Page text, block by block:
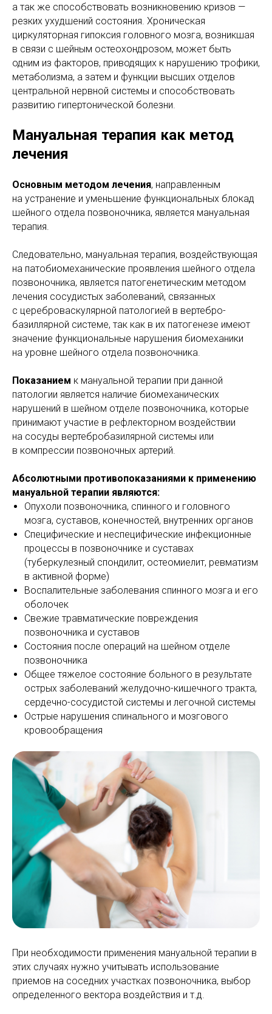
а так же способствовать возникновению кризов —
резких ухудшений состояния. Хроническая
циркуляторная гипоксия головного мозга, возникшая
в связи с шейным остеохондрозом, может быть
одним из факторов, приводящих к нарушению трофики,
метаболизма, а затем и функции высших отделов
центральной нервной системы и способствовать
развитию гипертонической болезни.
Мануальная терапия как метод
лечения
Основным методом лечения, направленным
на устранение и уменьшение функциональных блокад
шейного отдела позвоночника, является мануальная
терапия.
Следовательно, мануальная терапия, воздействующая
на патобиомеханические проявления шейного отдела
позвоночника, является патогенетическим методом
лечения сосудистых заболеваний, связанных
с цереброваскулярной патологией в вертебро-
базиллярной системе, так как в их патогенезе имеют
значение функциональные нарушения биомеханики
на уровне шейного отдела позвоночника.
Показанием к мануальной терапии при данной
патологии является наличие биомеханических
нарушений в шейном отделе позвоночника, которые
принимают участие в рефлекторном воздействии
на сосуды вертебробазилярной системы или
в компрессии позвоночных артерий.
Абсолютными противопоказаниями к применению
мануальной терапии являются:
Опухоли позвоночника, спинного и головного
мозга, суставов, конечностей, внутренних органов
Специфические и неспецифические инфекционные
процессы в позвоночнике и суставах
(туберкулезный спондилит, остеомиелит, ревматизм
в активной форме)
Воспалительные заболевания спинного мозга и его
оболочек
Свежие травматические повреждения
позвоночника и суставов
Состояния после операций на шейном отделе
позвоночника
Общее тяжелое состояние больного в результате
острых заболеваний желудочно-кишечного тракта,
сердечно-сосудистой системы и легочной системы
Острые нарушения спинального и мозгового
кровообращения
При необходимости применения мануальной терапии в
этих случаях нужно учитывать использование
приемов на соседних участках позвоночника, выбор
определенного вектора воздействия и т.д.